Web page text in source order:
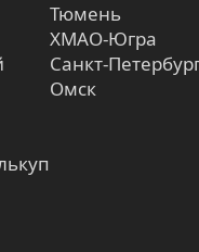
Тюмень
ХМАО-Югра
Санкт-
Омск